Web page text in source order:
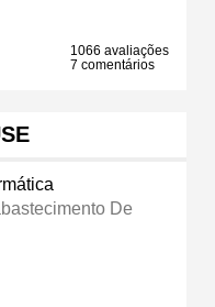
1066 avaliações
7 comentários
De